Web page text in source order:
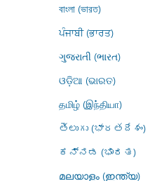
বাংলা (ভারত)
ਪੰਜਾਬੀ (ਭਾਰਤ)
ગુજરાતી (ભારત)
ଓଡ଼ିଆ (ଭାରତ)
தமிழ் (இந்தியா)
తెలుగు (భారతదేశం)
ಕನ್ನಡ (ಭಾರತ)
മലയാളം (ഇന്ത്യ)